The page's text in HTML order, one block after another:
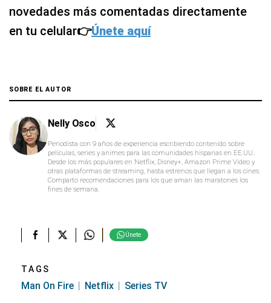
novedades más comentadas directamente
en tu celular👉Únete aquí
SOBRE EL AUTOR
Nelly Osco
Periodista con 9 años de experiencia escribiendo contenido sobre
películas, series y animes para las comunidades hispanas en EE.UU..
Desde los más populares en Netflix, Disney+, Amazon Prime Video y
otras plataformas de streaming, hasta estrenos que llegan a los cines.
Comparto recomendaciones para los que aman las maratones los
fines de semana.
Únete
TAGS
Man On Fire Netflix Series TV